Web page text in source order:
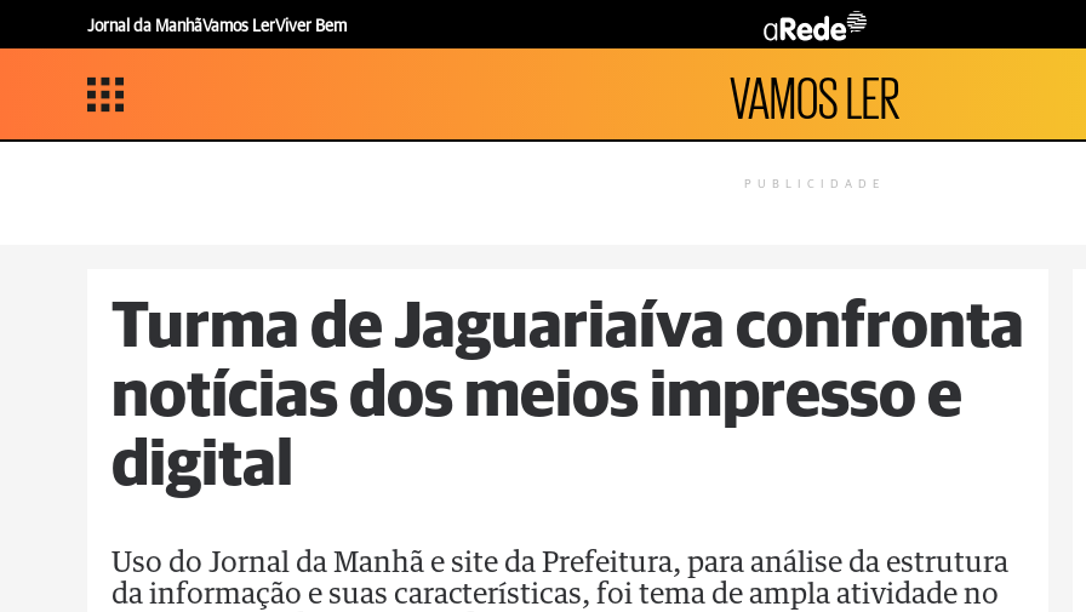
Jornal da ManhãVamos LerViver Bem
VAMOS LER
PUBLICIDADE
Turma de Jaguariaíva confronta
notícias dos meios impresso e
digital
Uso do Jornal da Manhã e site da Prefeitura, para análise da estrutura
da informação e suas características, foi tema de ampla atividade no